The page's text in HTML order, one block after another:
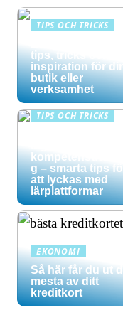
TIPS OCH TRICKS
tips, tricks och
inspiration för
butik eller
verksamhet
TIPS OCH TRICKS
g – smarta tips
att lyckas med
lärplattformar
EKONOMI
Så här får du ut
mesta av ditt
kreditkort